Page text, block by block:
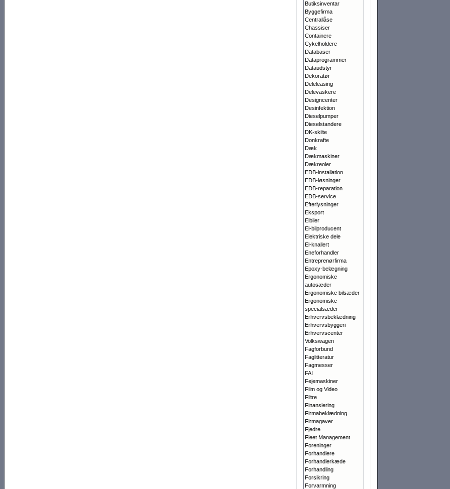
Butiksinventar
Byggefirma
Centrallåse
Chassiser
Containere
Cykelholdere
Databaser
Dataprogrammer
Dataudstyr
Dekoratør
Deleleasing
Delevaskere
Designcenter
Desinfektion
Dieselpumper
Dieselstandere
DK-skilte
Donkrafte
Dæk
Dækmaskiner
Dækreoler
EDB-installation
EDB-løsninger
EDB-reparation
EDB-service
Efterlysninger
Eksport
Elbiler
El-bilproducent
Elektriske dele
El-knallert
Eneforhandler
Entreprenørfirma
Epoxy-belægning
Ergonomiske
autosæder
Ergonomiske bilsæder
Ergonomiske
specialsæder
Erhvervsbeklædning
Erhvervsbyggeri
Erhvervscenter
Volkswagen
Fagforbund
Faglitteratur
Fagmesser
FAI
Fejemaskiner
Film og Video
Filtre
Finansiering
Firmabeklædning
Firmagaver
Fjedre
Fleet Management
Foreninger
Forhandlere
Forhandlerkæde
Forhandling
Forsikring
Forvarmning